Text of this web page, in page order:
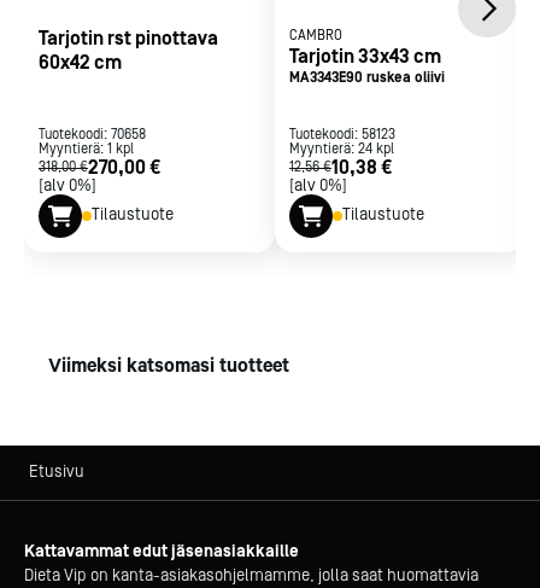
Tarjotin rst pinottava
60x42 cm
Tuotekoodi: 70658
Myyntierä: 1 kpl
318,00 €270,00 €
[alv 0%]
Tilaustuote
CAMBRO
Tarjotin 33x43 cm
MA3343E90 ruskea oliivi
Tuotekoodi: 58123
Myyntierä: 24 kpl
12,56 €10,38 €
[alv 0%]
Tilaustuote
Viimeksi katsomasi tuotteet
Etusivu
Kattavammat edut jäsenasiakkaille
Dieta Vip on kanta-asiakasohjelmamme, jolla saat huomattavia